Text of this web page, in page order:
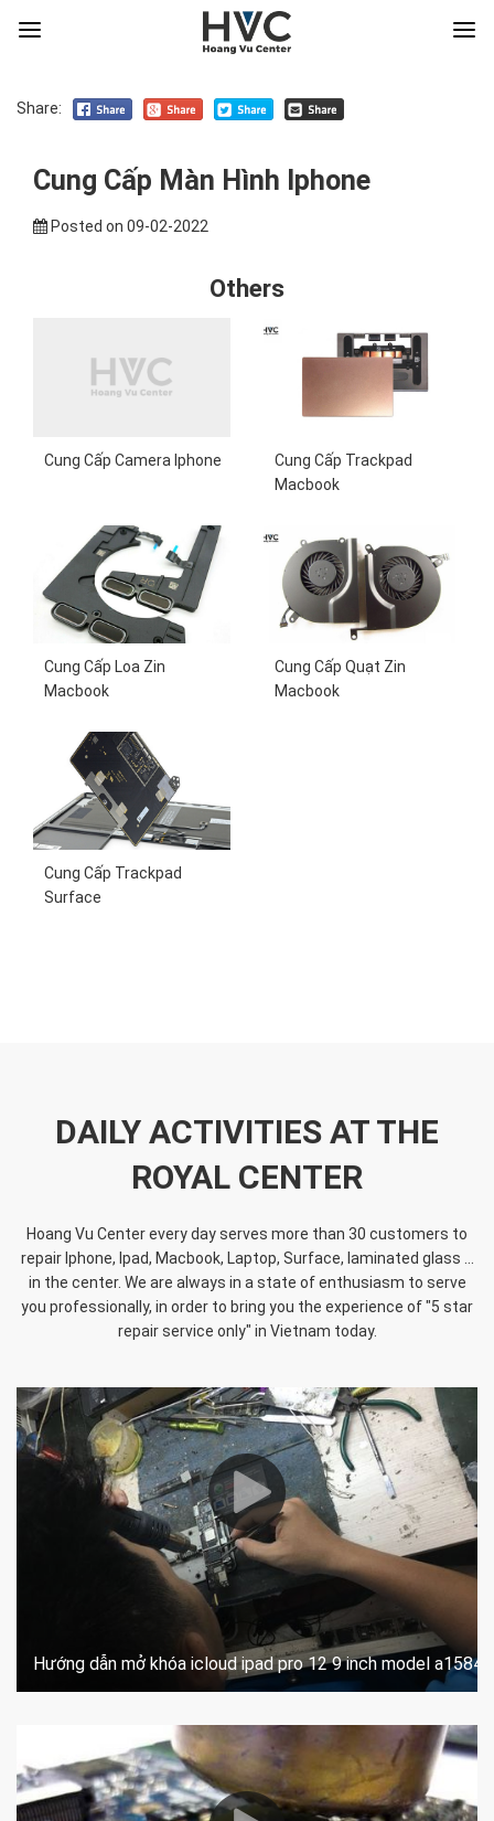
Share:
Cung Cấp Màn Hình Iphone
Posted on 09-02-2022
Others
Cung Cấp Camera Iphone
Cung Cấp Trackpad
Macbook
Cung Cấp Loa Zin
Macbook
Cung Cấp Quạt Zin
Macbook
Cung Cấp Trackpad
Surface
DAILY ACTIVITIES AT THE
ROYAL CENTER
Hoang Vu Center every day serves more than 30 customers to
repair Iphone, Ipad, Macbook, Laptop, Surface, laminated glass ...
in the center. We are always in a state of enthusiasm to serve
you professionally, in order to bring you the experience of "5 star
repair service only" in Vietnam today.
Hướng dẫn mở khóa icloud ipad pro 12 9 inch model a1584